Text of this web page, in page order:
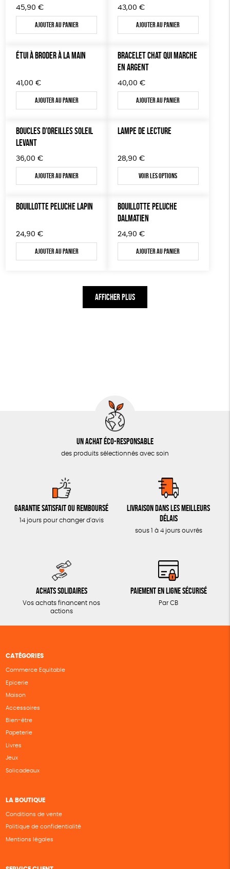
45,90 €
Ajouter au panier
43,00 €
Ajouter au panier
ÉTUI À BRODER À LA MAIN
41,00 €
Ajouter au panier
BRACELET CHAT QUI MARCHE
EN ARGENT
40,00 €
Ajouter au panier
BOUCLES D’OREILLES SOLEIL
LEVANT
36,00 €
Ajouter au panier
LAMPE DE LECTURE
28,90 €
Voir les options
BOUILLOTTE PELUCHE LAPIN
24,90 €
Ajouter au panier
BOUILLOTTE PELUCHE
DALMATIEN
24,90 €
Ajouter au panier
AFFICHER PLUS
Un achat éco-responsable
des produits sélectionnés avec soin
Garantie satisfait ou remboursé
14 jours pour changer d'avis
Livraison dans les meilleurs
délais
sous 1 à 4 jours ouvrés
Achats solidaires
Vos achats financent nos
actions
Paiement en ligne sécurisé
Par CB
CATÉGORIES
Commerce Equitable
Epicerie
Maison
Accessoires
Bien-être
Papeterie
Livres
Jeux
Solicadeaux
LA BOUTIQUE
Conditions de vente
Politique de confidentialité
Mentions légales